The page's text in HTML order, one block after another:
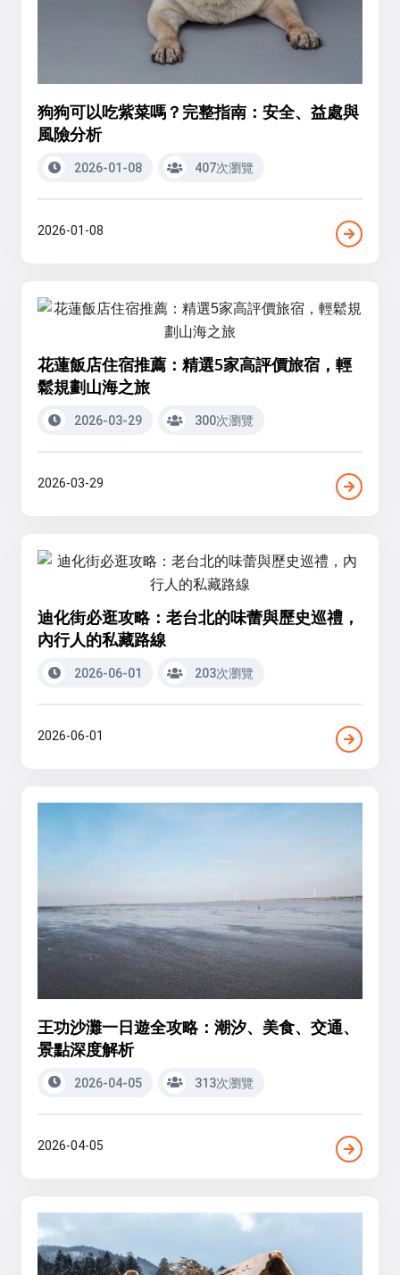
狗狗可以吃紫菜嗎？完整指南：安全、益處與
風險分析
2026-01-08 407次瀏覽
2026-01-08
花蓮飯店住宿推薦：精選5家高評價旅宿，輕
鬆規劃山海之旅
2026-03-29 300次瀏覽
2026-03-29
迪化街必逛攻略：老台北的味蕾與歷史巡禮，
內行人的私藏路線
2026-06-01 203次瀏覽
2026-06-01
王功沙灘一日遊全攻略：潮汐、美食、交通、
景點深度解析
2026-04-05 313次瀏覽
2026-04-05